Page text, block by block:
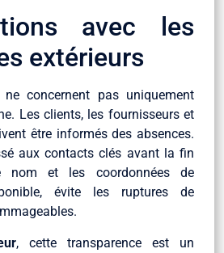
avec les
extérieurs
ne concernent pas uniquement
Les clients, les fournisseurs et
être informés des absences.
aux contacts clés avant la fin
nom et les coordonnées de
évite les ruptures de
, cette transparence est un